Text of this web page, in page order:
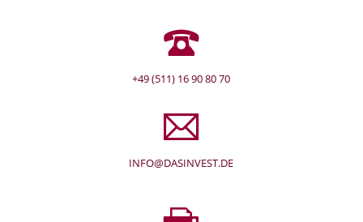
+49 (511) 16 90 80 70
INFO@DASINVEST.DE